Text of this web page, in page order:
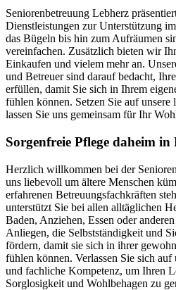
Seniorenbetreuung Lebherz
Dienstleistungen zur Unterstützung
das Bügeln bis hin zum Aufräumen
vereinfachen. Zusätzlich bieten wir
Einkaufen und vielem mehr an.
und Betreuer sind darauf bedacht,
erfüllen, damit Sie sich in Ihrem
fühlen können. Setzen Sie auf
lassen Sie uns gemeinsam für Ihr
Sorgenfreie Pflege daheim
Herzlich willkommen bei der
uns liebevoll um ältere Menschen
erfahrenen Betreuungsfachkräften
unterstützt Sie bei allen alltäglichen
Baden, Anziehen, Essen oder
Anliegen, die Selbstständigkeit und
fördern, damit sie sich in ihrer
fühlen können. Verlassen Sie sich
und fachliche Kompetenz, um Ihren
Sorglosigkeit und Wohlbehagen zu